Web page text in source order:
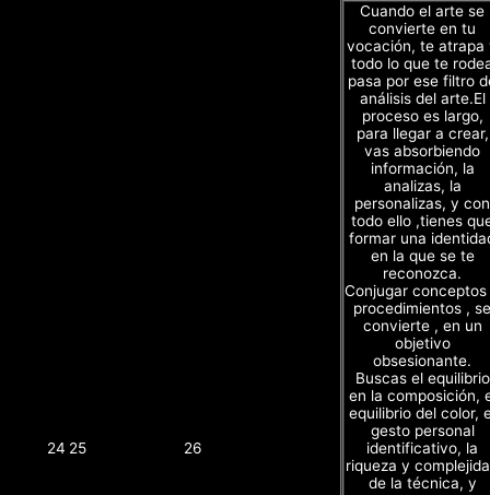
24 25 26
Cuando el arte se
convierte en tu
vocación, te atrapa
todo lo que te
pasa por ese filtro
análisis del arte.El
proceso es largo,
para llegar a crear,
vas absorbiendo
información, la
analizas, la
personalizas, y con
todo ello ,tienes
formar una
en la que se te
reconozca.
Conjugar
procedimientos , se
convierte , en un
objetivo
obsesionante.
Buscas el equilibrio
en la composición,
equilibrio del color,
gesto personal
identificativo, la
riqueza y
de la técnica, y